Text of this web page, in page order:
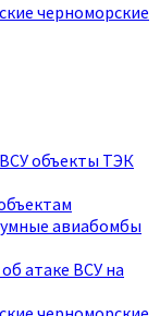
черноморские
объекты ТЭК
авиабомбы
атаке ВСУ на